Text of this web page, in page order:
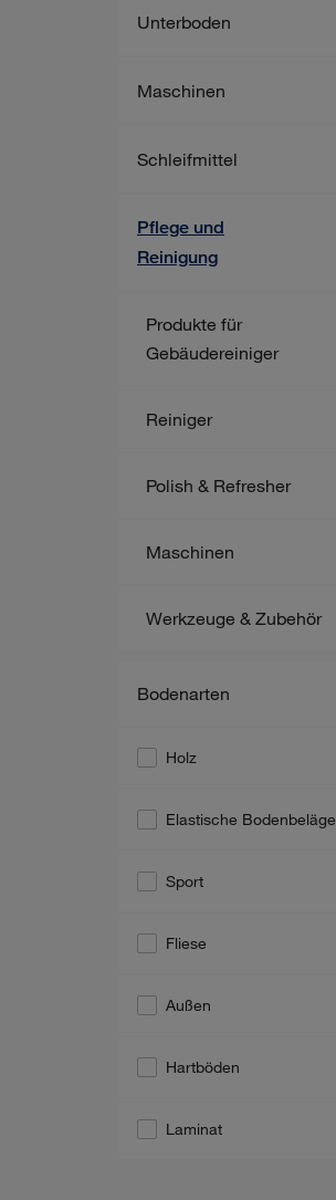
Unterboden
Maschinen
Schleifmittel
Pflege und
Reinigung
Produkte für
Gebäudereiniger
Reiniger
Polish & Refresher
Maschinen
Werkzeuge & Zubehör
Bodenarten
Holz
Elastische Bodenbeläge
Sport
Fliese
Außen
Hartböden
Laminat